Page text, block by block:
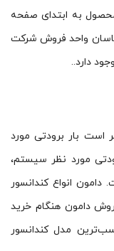
به ابتدای صفحه
واحد فروش شرکت
دارد..
است بار برودتی مورد
مورد نظر سیستم،
انواع کندانسور
دامون هنگام خرید
مدل کندانسور